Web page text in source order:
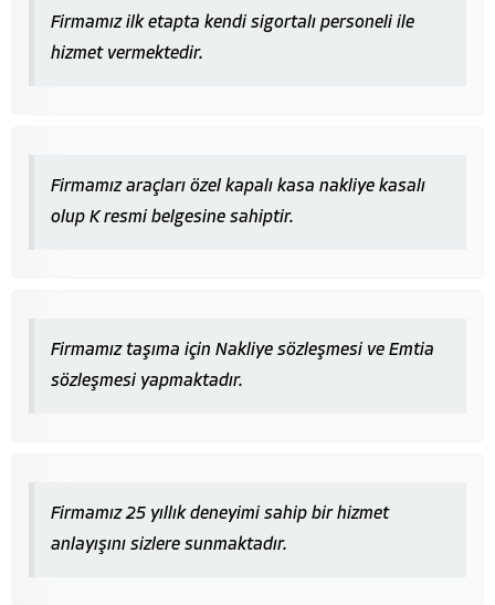
Firmamız ilk etapta kendi sigortalı personeli ile
hizmet vermektedir.
Firmamız araçları özel kapalı kasa nakliye kasalı
olup K resmi belgesine sahiptir.
Firmamız taşıma için Nakliye sözleşmesi ve Emtia
sözleşmesi yapmaktadır.
Firmamız 25 yıllık deneyimi sahip bir hizmet
anlayışını sizlere sunmaktadır.